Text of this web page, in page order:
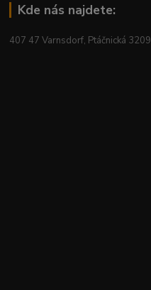
Kde nás najdete:
407 47 Varnsdorf, Ptáčnická 3209